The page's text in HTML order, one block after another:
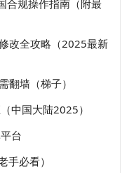
合规操作指南（附最
改全攻略（2025最新
翻墙（梯子）
中国大陆2025）
台
手必看）